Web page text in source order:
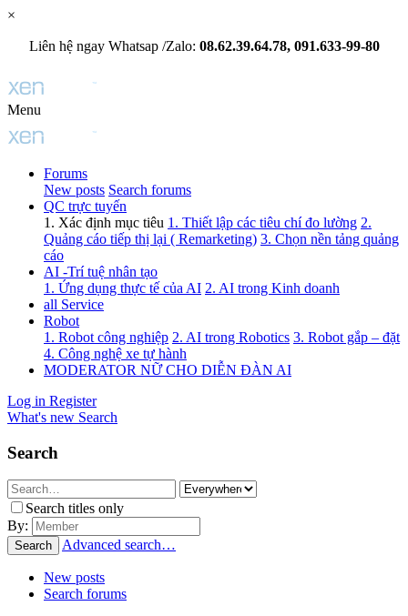
×
Liên hệ ngay Whatsap /Zalo: 08.62.39.64.78, 091.633-99-80
Menu
Forums
New posts Search forums
QC trực tuyến
1. Xác định mục tiêu 1. Thiết lập các tiêu chí đo lường 2.
Quảng cáo tiếp thị lại ( Remarketing) 3. Chọn nền tảng quảng
cáo
AI -Trí tuệ nhân tạo
1. Ứng dụng thực tế của AI 2. AI trong Kinh doanh
all Service
Robot
1. Robot công nghiệp 2. AI trong Robotics 3. Robot gắp – đặt
4. Công nghệ xe tự hành
MODERATOR NỮ CHO DIỄN ĐÀN AI
Log in Register
What's new Search
Search
Search titles only
By:
Search Advanced search…
New posts
Search forums